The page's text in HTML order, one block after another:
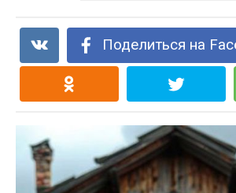
Поделиться на